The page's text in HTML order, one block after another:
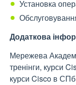
Установка
Додаткова
Мережева
тренінги, курси
курси Cisco в СПб